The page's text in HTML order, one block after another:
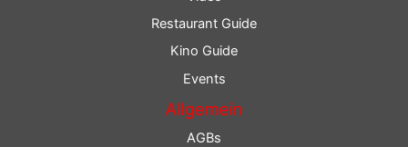
Restaurant Guide
Kino Guide
Events
Allgemein
AGBs